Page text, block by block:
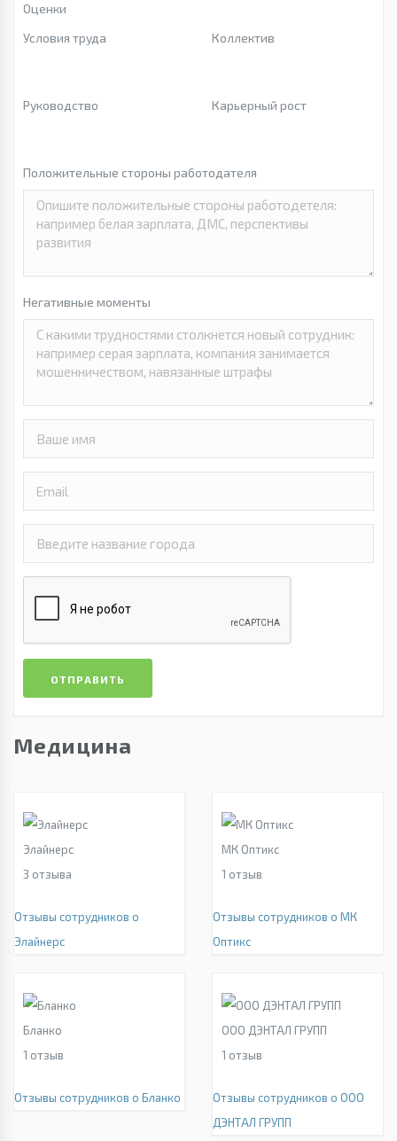
Оценки
Условия труда
Коллектив
Руководство Карьерный рост
Положительные стороны работодателя
Негативные моменты
ОТПРАВИТЬ
Медицина
Элайнерс
3 отзыва
Отзывы сотрудников о
Элайнерс
МК Оптикс
1 отзыв
Отзывы сотрудников о МК
Оптикс
Бланко
1 отзыв
Отзывы сотрудников о Бланко
ООО ДЭНТАЛ ГРУПП
1 отзыв
Отзывы сотрудников о ООО
ДЭНТАЛ ГРУПП